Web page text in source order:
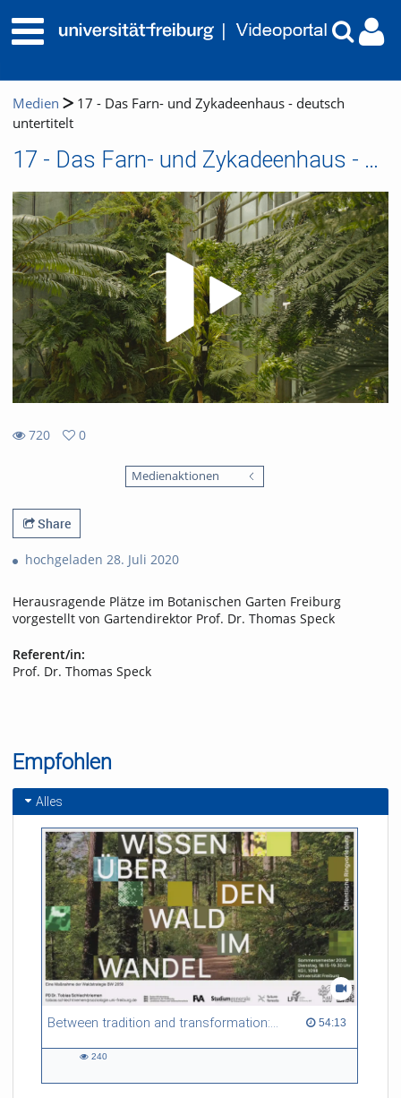
Medien
17 - Das Farn- und Zykadeenhaus - deutsch
untertitelt
17 - Das Farn- und Zykadeenhaus - deutsch untertitelt
720
0
Medienaktionen
Share
hochgeladen 28. Juli 2020
Herausragende Plätze im Botanischen Garten Freiburg
vorgestellt von Gartendirektor Prof. Dr. Thomas Speck
Referent/in:
Prof. Dr. Thomas Speck
Empfohlen
Alles
Between tradition and transformation: how owners, advisers and institutions co-create knowledge for resilient forests in Europe 54:13
54:13 duration
240